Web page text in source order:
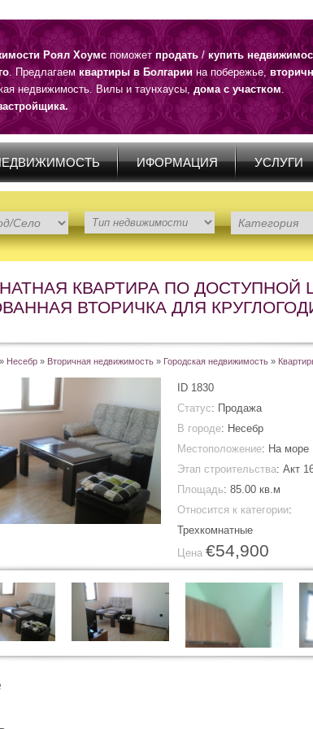
Роял Хоумспоможетпродать/купить
. Предлагаемквартиры в Болгариина побережье,
недвижимость. Вилы и таунхаусы, дома с участком.
ИФОРМАЦИЯ УСЛУГИ
КВАРТИРА ПО ДОСТУПНОЙ
ВТОРИЧКА ДЛЯ
» Несебр » Вторичная недвижимость » Городская недвижимость »
ID 1830
Статус: Продажа
В городе: Несебр
Местоположение: На море
Этап строительства: Акт
Площадь: 85.00 кв.м
Относится к категории:
Трехкомнатные
Цена €54,900